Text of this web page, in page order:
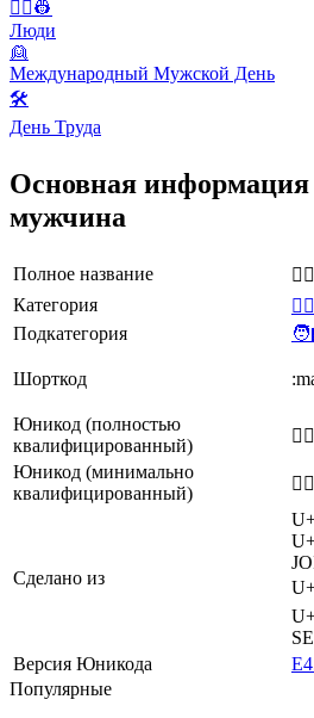
👨‍✈️👷
Люди
👱
Международный Мужской День
🛠
День Труда
Основная информация
мужчина
Полное название
Категория
Подкатегория
Шорткод
Юникод (полностью
квалифицированный)
Юникод (минимально
квалифицированный)
Сделано из
Версия Юникода
Популярные